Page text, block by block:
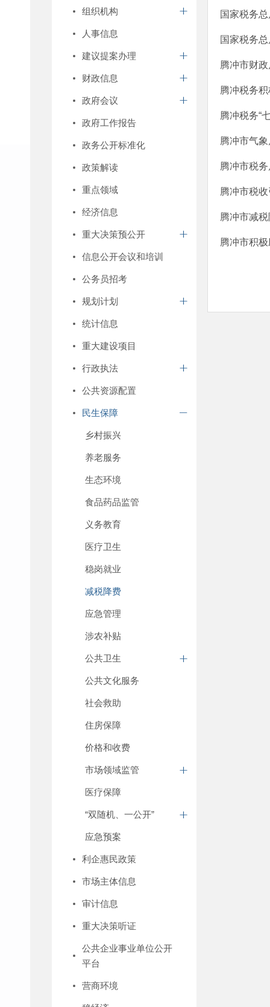
组织机构
人事信息
建议提案办理
财政信息
政府会议
政府工作报告
政务公开标准化
政策解读
重点领域
经济信息
重大决策预公开
信息公开会议和培训
公务员招考
规划计划
统计信息
重大建设项目
行政执法
公共资源配置
民生保障
乡村振兴
养老服务
生态环境
食品药品监管
义务教育
医疗卫生
稳岗就业
减税降费
应急管理
涉农补贴
公共卫生
公共文化服务
社会救助
住房保障
价格和收费
市场领域监管
医疗保障
“双随机、一公开”
应急预案
利企惠民政策
市场主体信息
审计信息
重大决策听证
公共企业事业单位公开
平台
营商环境
国家税务
国家税务
腾冲市财
腾冲税务
腾冲税务“
腾冲市气
腾冲市税
腾冲市税
腾冲市减
腾冲市积